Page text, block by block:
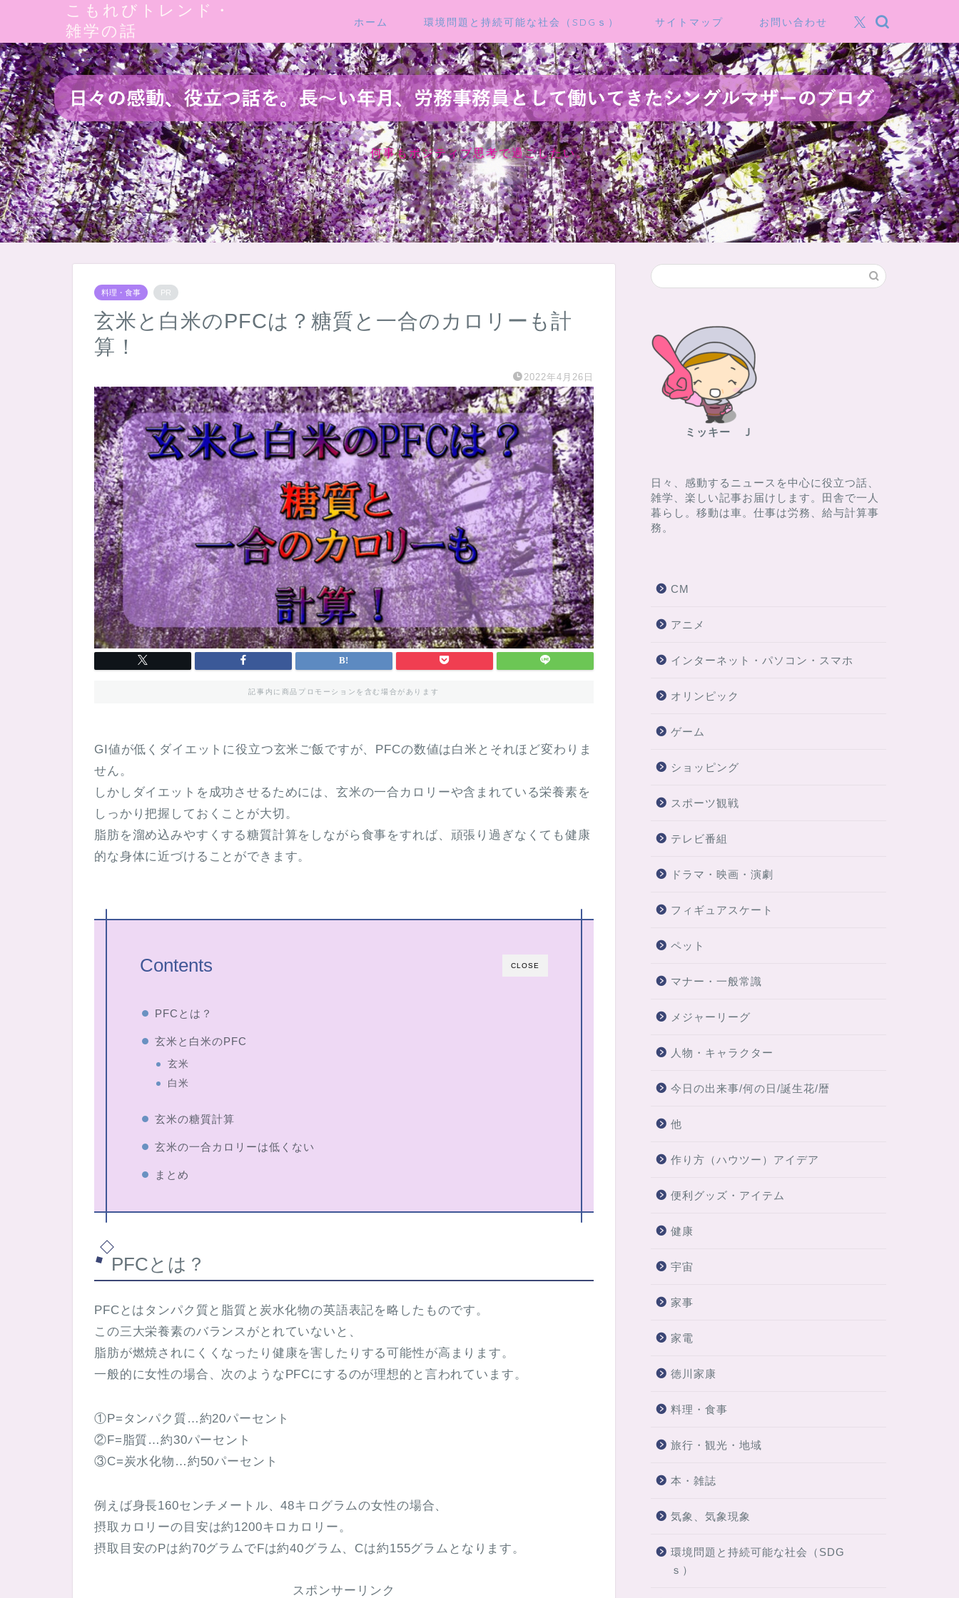
こもれびトレンド・
雑学の話
ホーム 環境問題と持続可能な社会（SDGｓ） サイトマップ お問い合わせ
何事もポジティブ思考で過ごしたい。
料理・食事 PR
玄米と白米のPFCは？糖質と一合のカロリーも計
算！
2022年4月26日
記事内に商品プロモーションを含む場合があります
GI値が低くダイエットに役立つ玄米ご飯ですが、PFCの数値は白米とそれほど変わりま
せん。
しかしダイエットを成功させるためには、玄米の一合カロリーや含まれている栄養素を
しっかり把握しておくことが大切。
脂肪を溜め込みやすくする糖質計算をしながら食事をすれば、頑張り過ぎなくても健康
的な身体に近づけることができます。
CLOSE
Contents
PFCとは？
玄米と白米のPFC
玄米
白米
玄米の糖質計算
玄米の一合カロリーは低くない
まとめ
PFCとは？
PFCとはタンパク質と脂質と炭水化物の英語表記を略したものです。
この三大栄養素のバランスがとれていないと、
脂肪が燃焼されにくくなったり健康を害したりする可能性が高まります。
一般的に女性の場合、次のようなPFCにするのが理想的と言われています。
①P=タンパク質…約20パーセント
②F=脂質…約30パーセント
③C=炭水化物…約50パーセント
例えば身長160センチメートル、48キログラムの女性の場合、
摂取カロリーの目安は約1200キロカロリー。
摂取目安のPは約70グラムでFは約40グラム、Cは約155グラムとなります。
スポンサーリンク
ミッキー Ｊ
日々、感動するニュースを中心に役立つ話、
雑学、楽しい記事お届けします。田舎で一人
暮らし。移動は車。仕事は労務、給与計算事
務。
CM
アニメ
インターネット・パソコン・スマホ
オリンピック
ゲーム
ショッピング
スポーツ観戦
テレビ番組
ドラマ・映画・演劇
フィギュアスケート
ペット
マナー・一般常識
メジャーリーグ
人物・キャラクター
今日の出来事/何の日/誕生花/暦
他
作り方（ハウツー）アイデア
便利グッズ・アイテム
健康
宇宙
家事
家電
徳川家康
料理・食事
旅行・観光・地域
本・雑誌
気象、気象現象
環境問題と持続可能な社会（SDG
ｓ）